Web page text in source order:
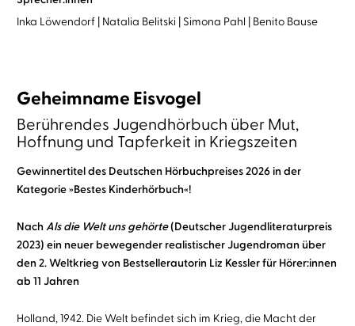
Inka Löwendorf Natalia Belitski Simona Pahl Benito Bause
Geheimname Eisvogel
Berührendes Jugendhörbuch über Mut,
Hoffnung und Tapferkeit in Kriegszeiten
Gewinnertitel des Deutschen Hörbuchpreises 2026 in der
Kategorie »Bestes Kinderhörbuch«!
Nach Als die Welt uns gehörte(Deutscher Jugendliteraturpreis
2023) ein neuer bewegender realistischer Jugendroman über
den 2. Weltkrieg von Bestsellerautorin Liz Kessler für Hörer:innen
ab 11 Jahren
Holland, 1942. Die Welt befindet sich im Krieg, die Macht der